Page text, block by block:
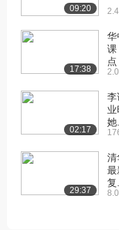
[17] 北京大学公开课：
革管理
[18] 北京大学公开课
习设计概述
1.1万播放
[19] 北京大学公开课
1.3万播放
[20] 北京大学公开课：
09:20
17:38
华
课
点
02:17
李
她...
29:37
清
最
复...